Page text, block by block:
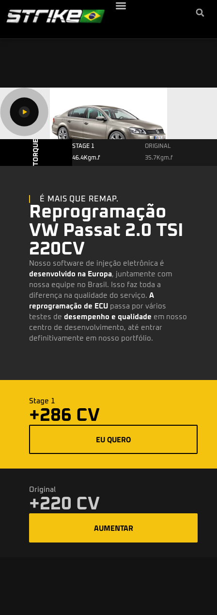
STAGE 1
46.4Kgm.f
ORIGINAL
35.7Kgm.f
É MAIS QUE REMAP.
Reprogramação
VW Passat 2.0 TSI
220CV
Nosso software de injeção eletrônica é
desenvolvido na Europa, juntamente com
nossa equipe no Brasil. Isso faz toda a
diferença na qualidade do serviço. A
reprogramação de ECU passa por vários
testes de desempenho e qualidade em nosso
centro de desenvolvimento, até entrar
definitivamente em nosso portfólio.
Stage 1
+286 CV
EU QUERO
Original
+220 CV
AUMENTAR